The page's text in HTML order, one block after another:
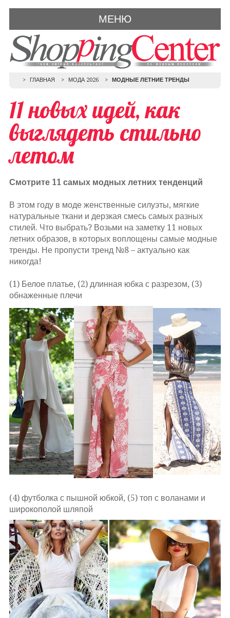
МЕНЮ
ГЛАВНАЯ МОДА 2026 МОДНЫЕ ЛЕТНИЕ ТРЕНДЫ
11 новых идей, как
выглядеть стильно
летом
Смотрите 11 самых модных летних тенденций
В этом году в моде женственные силуэты, мягкие
натуральные ткани и дерзкая смесь самых разных
стилей. Что выбрать? Возьми на заметку 11 новых
летних образов, в которых воплощены самые модные
тренды. Не пропусти тренд №8 – актуально как
никогда!
(1) Белое платье, (2) длинная юбка с разрезом, (3)
обнаженные плечи
(4) футболка с пышной юбкой, (5) топ с воланами и
широкополой шляпой